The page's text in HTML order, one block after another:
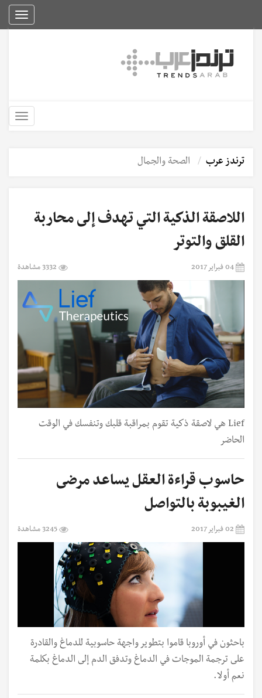
Toggle
Toggle
ترندز عرب الصحة والجمال
اللاصقة الذكية التي تهدف إلى محاربة
القلق والتوتر
04 فبراير 2017 3332 مشاهدة
Lief هي لاصقة ذكية تقوم بمراقبة قلبك وتنفسك في الوقت
الحاضر
حاسوب قراءة العقل يساعد مرضى
الغيبوبة بالتواصل
02 فبراير 2017 3245 مشاهدة
باحثون في أوروبا قاموا بتطوير واجهة حاسوبية للدماغ والقادرة
على ترجمة الموجات في الدماغ وتدفق الدم إلى الدماغ بكلمة
نعم أو لا.